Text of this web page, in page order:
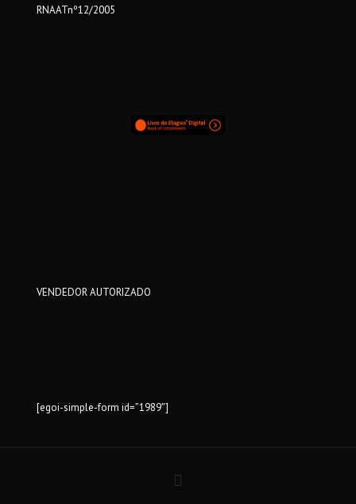
RNAATnº12/2005
VENDEDOR AUTORIZADO
[egoi-simple-form id=”1989″]